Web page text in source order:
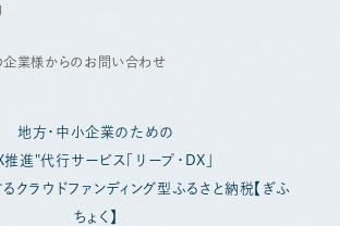
業様からのお問い合わせ
地方・中小企業のための
進"代行サービス「リープ・DX」
クラウドファンディング型ふるさと納税【ぎふ
ちょく】